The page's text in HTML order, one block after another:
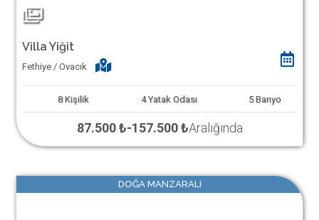
Villa Yiğit
Fethiye / Ovacık
8 Kişilik 4 Yatak Odası 5 Banyo
87.500 ₺-157.500 ₺Aralığında
DOĞA MANZARALI